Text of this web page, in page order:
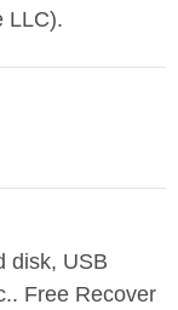
LLC).
disk, USB
Free Recover